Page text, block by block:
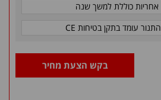
אחריות כוללת למשך שנה
התנור עומד בתקן בטיחות CE
בקש הצעת מחיר